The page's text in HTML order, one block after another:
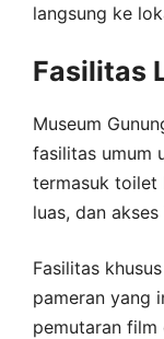
langsung ke
Fasilitas
Museum
fasilitas umum
termasuk toilet
luas, dan
Fasilitas
pameran yang
pemutaran